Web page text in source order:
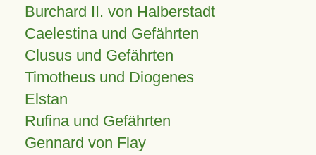
Burchard II. von Halberstadt
Caelestina und Gefährten
Clusus und Gefährten
Timotheus und Diogenes
Elstan
Rufina und Gefährten
Gennard von Flay